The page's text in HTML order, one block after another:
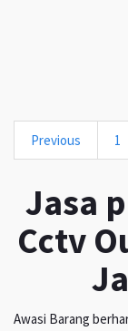
Previous 1
Jasa
Cctv
Awasi Barang